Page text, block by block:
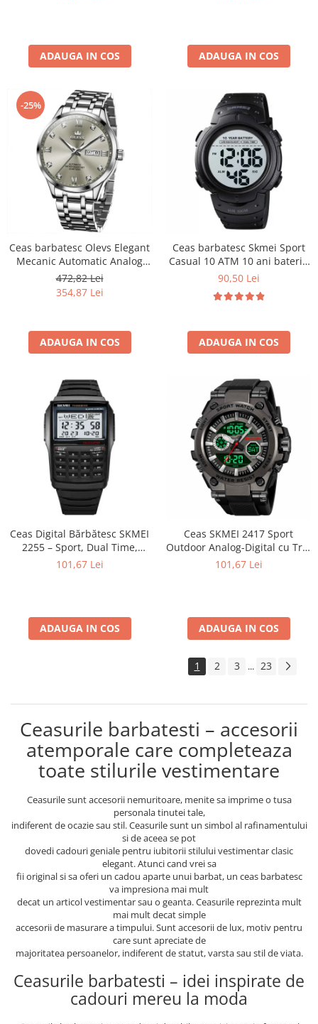
ADAUGA IN COS ADAUGA IN COS
-25%
Ceas barbatesc Olevs Elegant
Mecanic Automatic Analog
Data Zilele saptamanii
472,82 Lei
354,87 Lei
ADAUGA IN COS
Ceas barbatesc Skmei Sport
Casual 10 ATM 10 ani baterie
Negru
90,50 Lei
ADAUGA IN COS
Ceas Digital Bărbătesc SKMEI
2255 – Sport, Dual Time,
Cronometru, Agenda
101,67 Lei
ADAUGA IN COS
Ceas SKMEI 2417 Sport
Outdoor Analog-Digital cu Trei
Fusuri Orare, Cronograf,
101,67 Lei
ADAUGA IN COS
1 2 3 ... 23
Ceasurile barbatesti – accesorii
atemporale care completeaza
toate stilurile vestimentare
Ceasurile sunt accesorii nemuritoare, menite sa imprime o tusa
personala tinutei tale,
indiferent de ocazie sau stil. Ceasurile sunt un simbol al rafinamentului
si de aceea se pot
dovedi cadouri geniale pentru iubitorii stilului vestimentar clasic
elegant. Atunci cand vrei sa
fii original si sa oferi un cadou aparte unui barbat, un ceas barbatesc
va impresiona mai mult
decat un articol vestimentar sau o geanta. Ceasurile reprezinta mult
mai mult decat simple
accesorii de masurare a timpului. Sunt accesorii de lux, motiv pentru
care sunt apreciate de
majoritatea persoanelor, indiferent de statut, varsta sau stil de viata.
Ceasurile barbatesti – idei inspirate de
cadouri mereu la moda